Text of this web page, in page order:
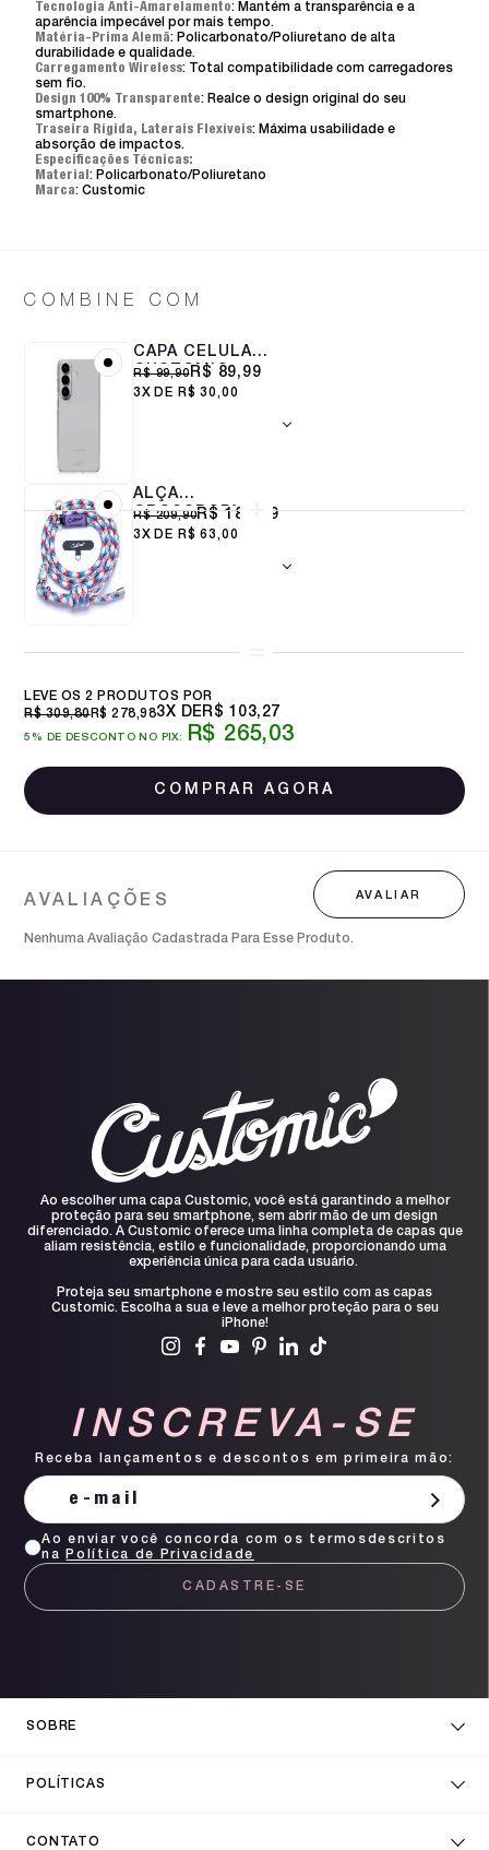
Tecnologia Anti-Amarelamento: Mantém a transparência e a
aparência impecável por mais tempo.
Matéria-Prima Alemã: Policarbonato/Poliuretano de alta
durabilidade e qualidade.
Carregamento Wireless: Total compatibilidade com carregadores
sem fio.
Design 100% Transparente: Realce o design original do seu
smartphone.
Traseira Rígida, Laterais Flexíveis: Máxima usabilidade e
absorção de impactos.
Especificações Técnicas:
Material : Policarbonato/Poliuretano
Marca: Customic
COMBINE COM
CAPA CELULAR
CUSTOMIC
SAMSUNG S26+
R$ 99,90R$ 89,99
3X R$ 30,00
ALÇA
CROSSBODY
8MM RETRO
R$ 209,90R$ 188,99
3X R$ 63,00
LEVE OS 2 PRODUTOS
R$ 309,80R$ 278,98
5% DE DESCONTO NO PIX: R$ 265,03
3X R$ 103,27
Nenhuma Avaliação Cadastrada Para Esse Produto.
Ao escolher uma capa Customic, você está garantindo a melhor
proteção para seu smartphone, sem abrir mão de um design
diferenciado. A Customic oferece uma linha completa de capas que
aliam resistência, estilo e funcionalidade, proporcionando uma
experiência única para cada usuário.
Proteja seu smartphone e mostre seu estilo com as capas
Customic. Escolha a sua e leve a melhor proteção para o seu
iPhone!
INSCREVA-SE
Receba lançamentos e descontos em primeira mão:
CADASTRE-SE
Ao enviar você concorda com os termosdescritos
na
Política de Privacidade
SOBRE
POLÍTICAS
CONTATO